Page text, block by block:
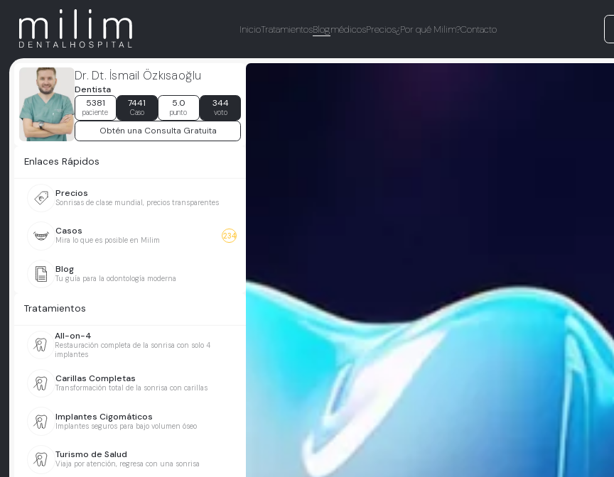
InicioTratamientosBlogmédicosPrecios¿Por qué Milim?Contacto
Dr. Dt. İsmail Özkısaoğlu
Dentista
5381
paciente
7441
Caso
5.0
punto
344
voto
Obtén una Consulta Gratuita
Enlaces Rápidos
Precios
Sonrisas de clase mundial, precios transparentes
Casos
Mira lo que es posible en Milim 234
Blog
Tu guía para la odontología moderna
Tratamientos
All-on-4
Restauración completa de la sonrisa con solo 4
implantes
Carillas Completas
Transformación total de la sonrisa con carillas
Implantes Cigomáticos
Implantes seguros para bajo volumen óseo
Turismo de Salud
Viaja por atención, regresa con una sonrisa